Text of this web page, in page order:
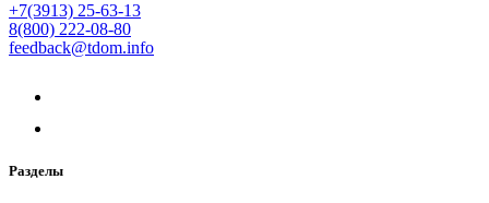
+7(3913) 25-63-13
8(800) 222-08-80
feedback@tdom.info
Разделы